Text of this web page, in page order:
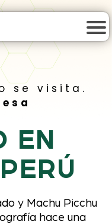
se visita.
EN
y Machu Picchu
hace una